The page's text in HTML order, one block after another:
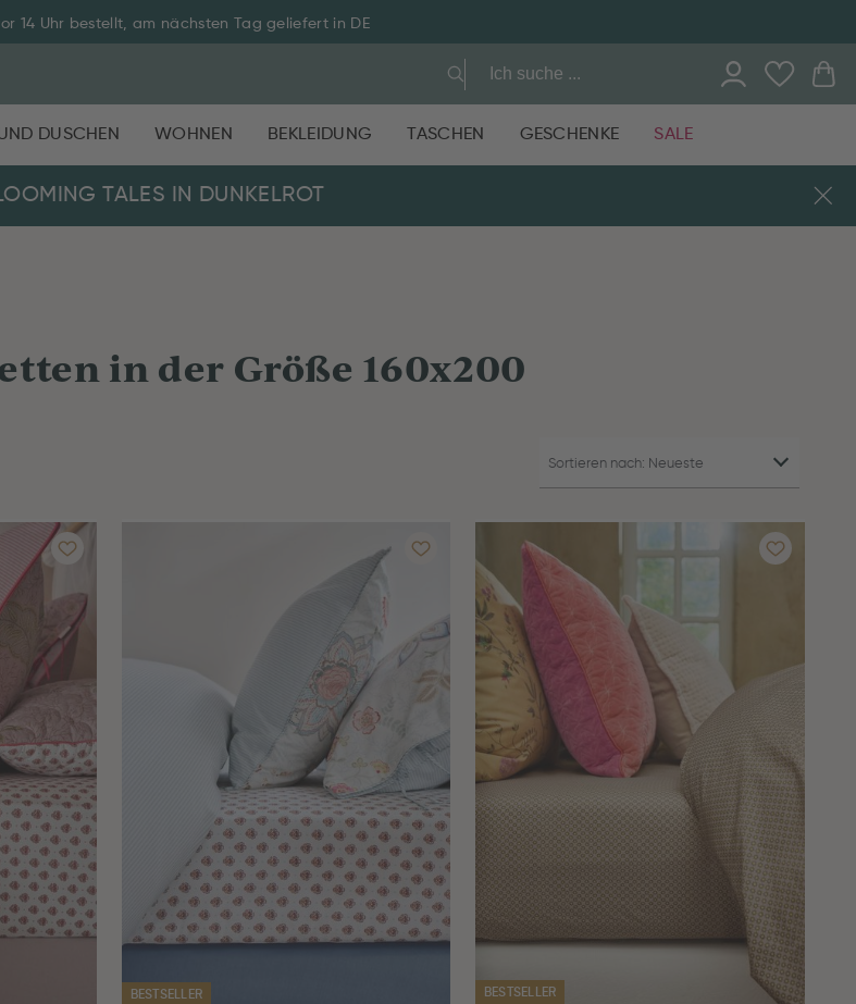
14 Uhr bestellt, am nächsten Tag geliefert in DE
DUSCHEN WOHNEN BEKLEIDUNG TASCHEN GESCHENKE SALE
TALES IN DUNKELROT
in der Größe 160x200
BESTSELLER BESTSELLER